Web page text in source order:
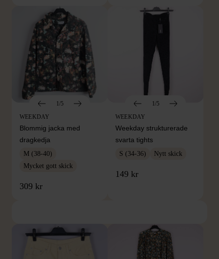
1/5
WEEKDAY
Blommig jacka med
dragkedja
M (38-40)
Mycket gott skick
309 kr
1/5
WEEKDAY
Weekday strukturerade
svarta tights
S (34-36) Nytt skick
149 kr